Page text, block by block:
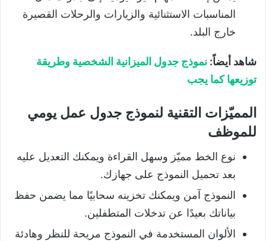
المناسبات الاستثنائية والزيارات والرحلات القصيرة
خارج البلد.
شاهد أيضاً: نموذج جدول الميزانية الشخصية وطريقة
توزيعها كما يجب
المميّزات التقنية لنموذج جدول عمل يومي
للموظف
نوع الخط مميّز وسهل القراءة ويمكنك التعديل عليه
بعد تحميل النموذج على جهازك.
النموذج آمن ويمكنك تخزينه سحابيًا مما يضمن حفظ
بياناتك بعيدًا عن تدخلات المتطفلين.
الألوان المستخدمة في النموذج مريحة للنظر وهادئة